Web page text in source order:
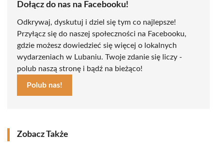
Dołącz do nas na Facebooku!
Odkrywaj, dyskutuj i dziel się tym co najlepsze!
Przyłącz się do naszej społeczności na Facebooku,
gdzie możesz dowiedzieć się więcej o lokalnych
wydarzeniach w Lubaniu. Twoje zdanie się liczy -
polub naszą stronę i bądź na bieżąco!
Polub nas!
Zobacz Także